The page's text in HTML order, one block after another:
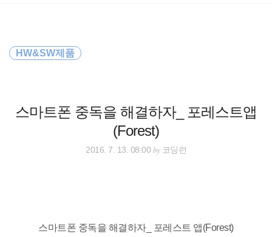
바
로
스마트폰 중독을 해결하자_ 포레스트앱
(Forest)
HW&SW제품
2016. 7. 13. 08:00 by코딩런
스마트폰 중독을 해결하자_ 포레스트 앱(Forest)